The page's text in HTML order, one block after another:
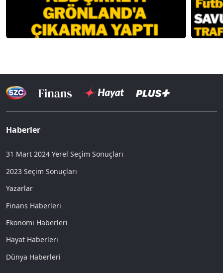
Haberler
31 Mart 2024 Yerel Seçim Sonuçları
2023 Seçim Sonuçları
Yazarlar
Finans Haberleri
Ekonomi Haberleri
Hayat Haberleri
Dünya Haberleri